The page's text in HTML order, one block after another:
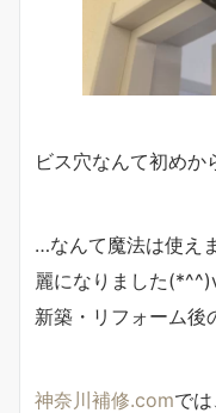
ビス穴なんて初めか
…なんて魔法は使え
麗になりました
新築・リフォーム後
神奈川補修.comで